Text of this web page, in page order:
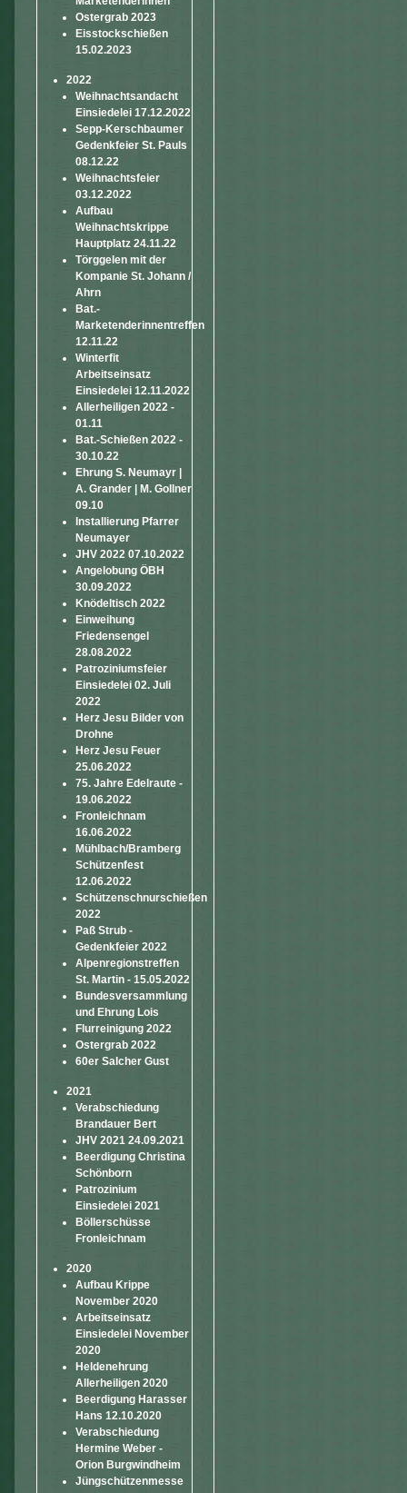
Ostergrab 2023
Eisstockschießen
15.02.2023
2022
Weihnachtsandacht
Einsiedelei 17.12.2022
Sepp-Kerschbaumer
Gedenkfeier St. Pauls
08.12.22
Weihnachtsfeier
03.12.2022
Aufbau
Weihnachtskrippe
Hauptplatz 24.11.22
Törggelen mit der
Kompanie St. Johann /
Ahrn
Bat.-
Marketenderinnentreffen
12.11.22
Winterfit
Arbeitseinsatz
Einsiedelei 12.11.2022
Allerheiligen 2022 -
01.11
Bat.-Schießen 2022 -
30.10.22
Ehrung S. Neumayr |
A. Grander | M. Gollner
09.10
Installierung Pfarrer
Neumayer
JHV 2022 07.10.2022
Angelobung ÖBH
30.09.2022
Knödeltisch 2022
Einweihung
Friedensengel
28.08.2022
Patroziniumsfeier
Einsiedelei 02. Juli
2022
Herz Jesu Bilder von
Drohne
Herz Jesu Feuer
25.06.2022
75. Jahre Edelraute -
19.06.2022
Fronleichnam
16.06.2022
Mühlbach/Bramberg
Schützenfest
12.06.2022
Schützenschnurschießen
2022
Paß Strub -
Gedenkfeier 2022
Alpenregionstreffen
St. Martin - 15.05.2022
Bundesversammlung
und Ehrung Lois
Flurreinigung 2022
Ostergrab 2022
60er Salcher Gust
2021
Verabschiedung
Brandauer Bert
JHV 2021 24.09.2021
Beerdigung Christina
Schönborn
Patrozinium
Einsiedelei 2021
Böllerschüsse
Fronleichnam
2020
Aufbau Krippe
November 2020
Arbeitseinsatz
Einsiedelei November
2020
Heldenehrung
Allerheiligen 2020
Beerdigung Harasser
Hans 12.10.2020
Verabschiedung
Hermine Weber -
Orion Burgwindheim
Jüngschützenmesse